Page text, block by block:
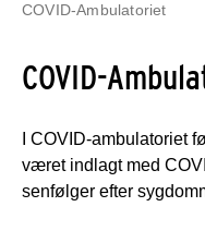
COVID-Ambulatoriet
COVID-
I COVID-ambulatoriet
været indlagt med
senfølger efter